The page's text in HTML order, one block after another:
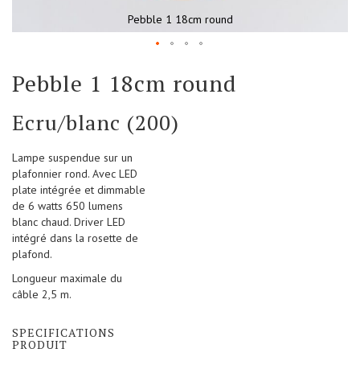
Pebble 1 18cm round
Ecru/blanc (200)
Pebble 1 18cm round
to
the
of
images
gallery
Lampe suspendue sur un
plafonnier rond. Avec LED
plate intégrée et dimmable
de 6 watts 650 lumens
blanc chaud. Driver LED
intégré dans la rosette de
plafond.
Longueur maximale du
câble 2,5 m.
SPECIFICATIONS
PRODUIT